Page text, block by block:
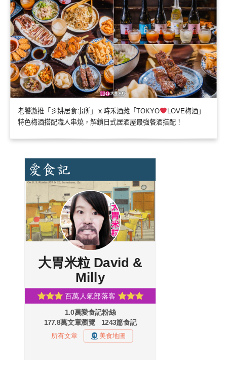
老饕激推「彡耕居食事所」ｘ時禾酒藏「TOKYO
LOVE梅酒」
特色梅酒搭配職人串燒，解鎖日式居酒屋最強餐酒搭配！